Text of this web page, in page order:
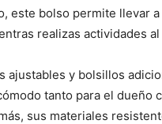
este bolso permite llevar
realizas actividades
ajustables y bolsillos
tanto para el dueño
sus materiales